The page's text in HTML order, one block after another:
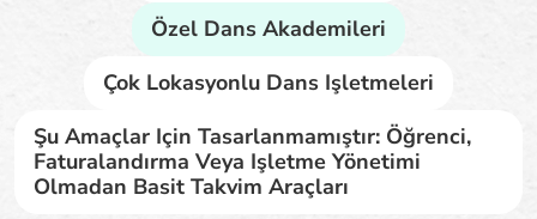
Özel Dans Akademileri
Çok Lokasyonlu Dans Işletmeleri
Şu Amaçlar Için Tasarlanmamıştır: Öğrenci,
Faturalandırma Veya Işletme Yönetimi
Olmadan Basit Takvim Araçları